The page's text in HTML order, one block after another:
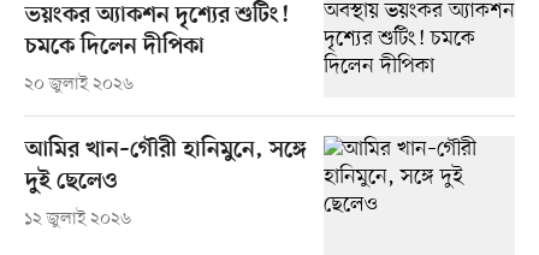
ভয়ংকর অ্যাকশন দৃশ্যের শুটিং!
চমকে দিলেন দীপিকা
২০ জুলাই ২০২৬
আমির খান–গৌরী হানিমুনে, সঙ্গে
দুই ছেলেও
১২ জুলাই ২০২৬